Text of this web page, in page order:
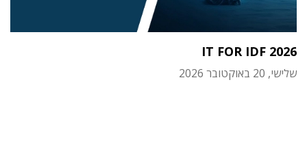
IT FOR IDF 2026
שלישי, 20 באוקטובר 2026